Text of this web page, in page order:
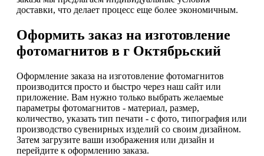
доставки, что делает процесс еще более экономичным.
Оформить заказ на изготовление
фотомагнитов в г Октябрьский
Оформление заказа на изготовление фотомагнитов
производится просто и быстро через наш сайт или
приложение. Вам нужно только выбрать желаемые
параметры фотомагнитов - материал, размер,
количество, указать тип печати - с фото, типография или
производство сувенирных изделий со своим дизайном.
Затем загрузите ваши изображения или дизайн и
перейдите к оформлению заказа.